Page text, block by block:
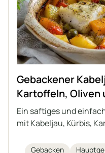
Gebackener
Kartoffeln, Oliven
Ein saftiges und
mit Kabeljau, Kürbis,
gebacken. Das ideale
Gebacken